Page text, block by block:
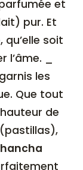
et
pur. Et
soit
_
les
Que tout
de
(pastillas),